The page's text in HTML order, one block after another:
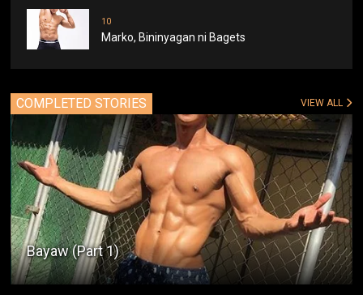
10
Marko, Bininyagan ni Bagets
COMPLETED STORIES VIEW ALL
Bayaw (Part 1)